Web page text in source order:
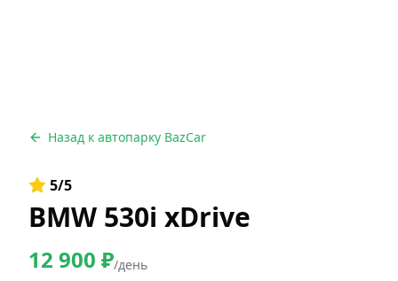
Назад к автопарку BazCar
5/5
BMW 530i xDrive
12 900 ₽/день